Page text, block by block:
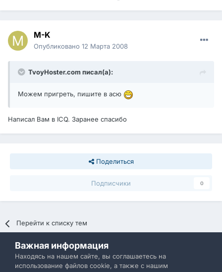
M-K
Опубликовано 12 Марта 2008
TvoyHoster.com писал(а):
Можем пригреть, пишите в асю
Написал Вам в ICQ. Заранее спасибо
Поделиться
Подписчики 0
Перейти к списку тем
Политика конфиденциальности Обратная связь
IBResource
Важная информация
Находясь на нашем сайте, вы соглашаетесь на
использование файлов cookie, а также с нашим